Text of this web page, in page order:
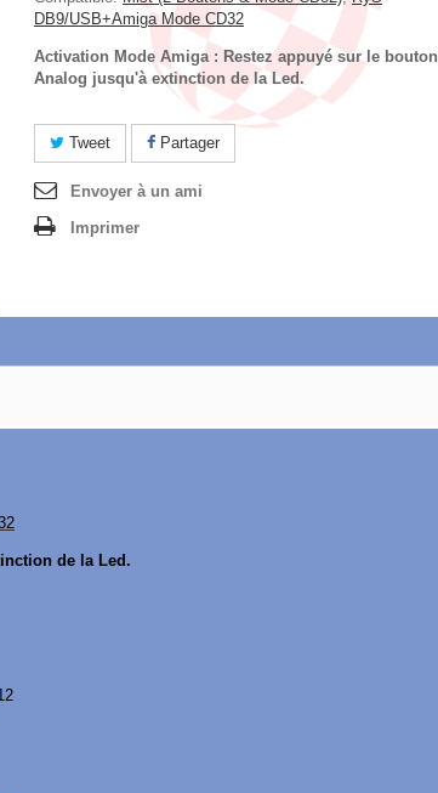
DB9/USB+Amiga Mode CD32
Activation Mode Amiga : Restez appuyé sur le bouton
Analog jusqu'à extinction de la Led.
Tweet Partager
Envoyer à un ami
Imprimer
de la Led.